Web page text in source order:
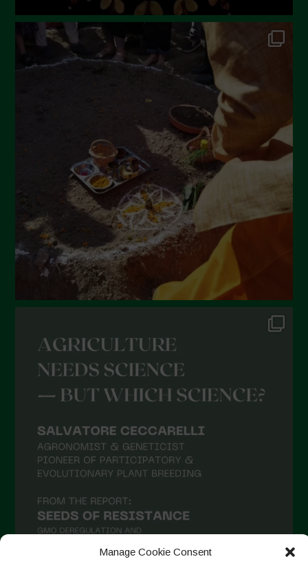
Manage Cookie Consent
Novembre 2022
Ottobre 2022
Settembre 2022
Aprile 2022
Marzo 2022
Febbraio 2022
Gennaio 2022
Dicembre 2021
Novembre 2021
Settembre 2021
Agosto 2021
Luglio 2021
Aprile 2021
Febbraio 2021
Gennaio 2021